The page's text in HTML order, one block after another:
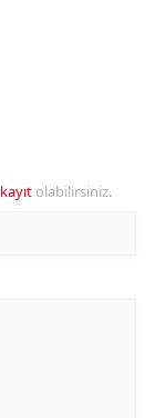
kayıt olabilirsiniz.